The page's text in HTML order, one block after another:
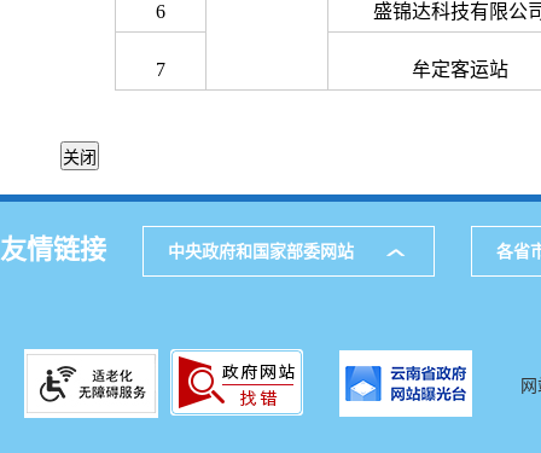
6 盛锦达科技有限公
7 牟定客运站
友情链接 中央政府和国家部委网站 各省